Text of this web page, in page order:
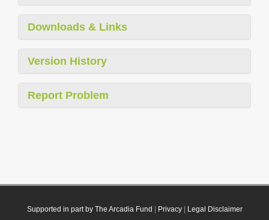
Downloads & Links
Version History
Report Problem
Supported in part by The Arcadia Fund Privacy| Legal Disclaimer